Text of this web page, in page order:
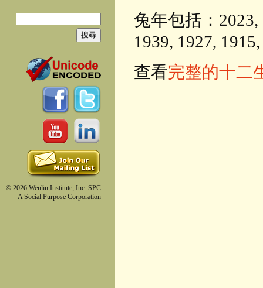
搜尋表單
搜尋
© 2026 Wenlin Institute, Inc. SPC
A Social Purpose Corporation
兔年包括：2023,
1939, 1927,
查看完整的十二